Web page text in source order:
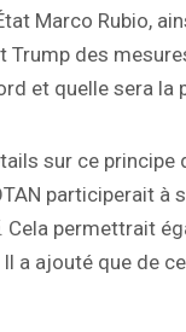
Marco Rubio,
des
et quelle sera la
sur ce principe
participerait
. Cela permettrait
a ajouté que de